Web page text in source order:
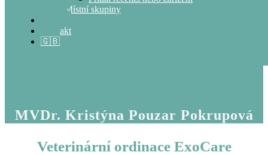
Místní skupiny
Kontakt
🇬🇧
MVDr. Kristýna Pouzar Pokrupová
Veterinární ordinace ExoCare